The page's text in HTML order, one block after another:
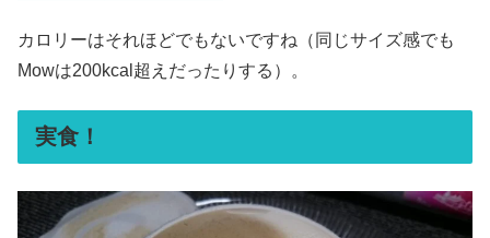
カロリーはそれほどでもないですね（同じサイズ感でも
Mowは200kcal超えだったりする）。
実食！